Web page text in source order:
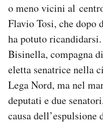
o meno vicini al
Flavio Tosi, che dopo
ha potuto
Bisinella, compagna
eletta senatrice nella
Lega Nord, ma nel
deputati e due
causa